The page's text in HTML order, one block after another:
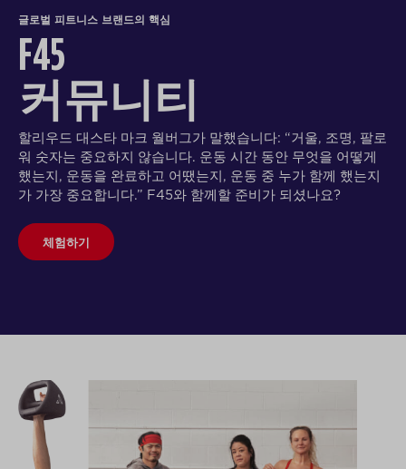
글로벌 피트니스 브랜드의 핵심
F45
커뮤니티
할리우드 대스타 마크 월버그가 말했습니다: “거울, 조명, 팔로
워 숫자는 중요하지 않습니다. 운동 시간 동안 무엇을 어떻게
했는지, 운동을 완료하고 어땠는지, 운동 중 누가 함께 했는지
가 가장 중요합니다.” F45와 함께할 준비가 되셨나요?
체험하기